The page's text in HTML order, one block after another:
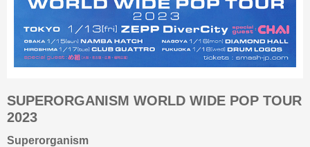
SUPERORGANISM WORLD WIDE POP TOUR
2023
Superorganism